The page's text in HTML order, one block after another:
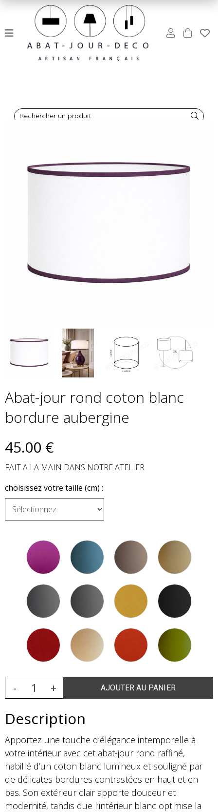
Rechercher un produit
Abat-jour rond coton blanc
bordure aubergine
45.00 €
FAIT A LA MAIN DANS NOTRE ATELIER
choisissez votre taille (cm) :
Description
Apportez une touche d’élégance intemporelle à
votre intérieur avec cet abat-jour rond raffiné,
habillé d’un coton blanc lumineux et souligné par
de délicates bordures contrastées en haut et en
bas. Son extérieur clair apporte douceur et
modernité, tandis que l’intérieur blanc optimise la